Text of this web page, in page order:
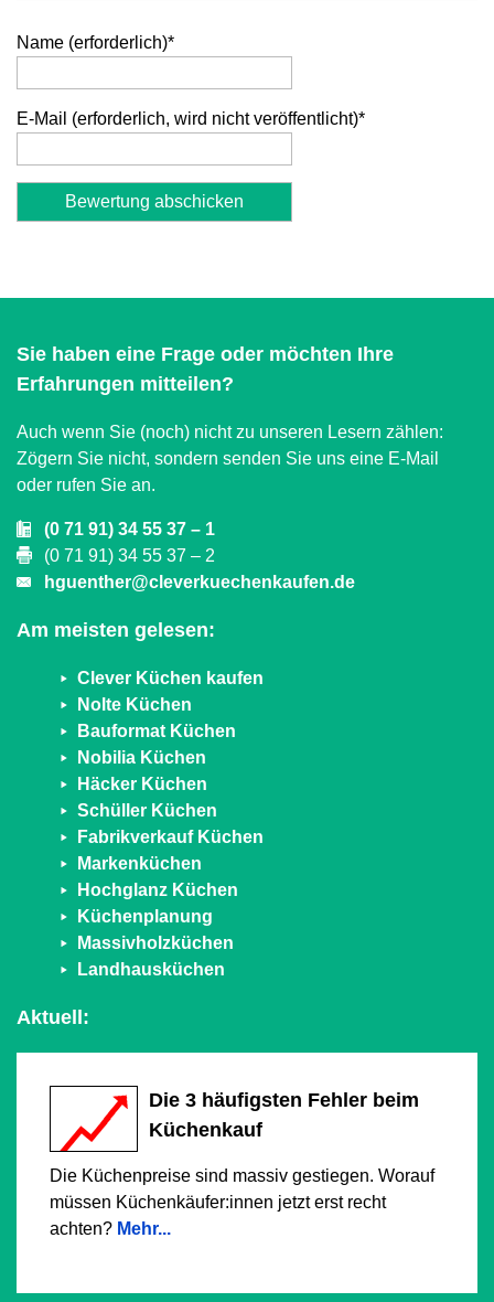
Name (erforderlich)*
E-Mail (erforderlich, wird nicht veröffentlicht)*
Sie haben eine Frage oder möchten Ihre
Erfahrungen mitteilen?
Auch wenn Sie (noch) nicht zu unseren Lesern zählen:
Zögern Sie nicht, sondern senden Sie uns eine E-Mail
oder rufen Sie an.
(0 71 91) 34 55 37 – 1
(0 71 91) 34 55 37 – 2
hguenther@cleverkuechenkaufen.de
Am meisten gelesen:
Clever Küchen kaufen
Nolte Küchen
Bauformat Küchen
Nobilia Küchen
Häcker Küchen
Schüller Küchen
Fabrikverkauf Küchen
Markenküchen
Hochglanz Küchen
Küchenplanung
Massivholzküchen
Landhausküchen
Aktuell:
Die 3 häufigsten Fehler beim
Küchenkauf
Die Küchenpreise sind massiv gestiegen. Worauf
müssen Küchenkäufer:innen jetzt erst recht
achten? Mehr...